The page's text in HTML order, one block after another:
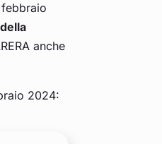
anche
2024: